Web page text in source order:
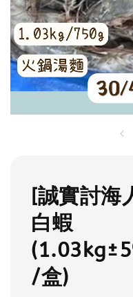
[誠實討
白蝦
/盒)